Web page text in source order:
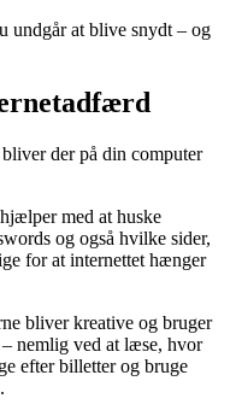
undgår at blive snydt – og
der på din computer
med at huske
og også hvilke sider,
for at internettet hænger
bliver kreative og bruger
nemlig ved at læse, hvor
efter billetter og bruge